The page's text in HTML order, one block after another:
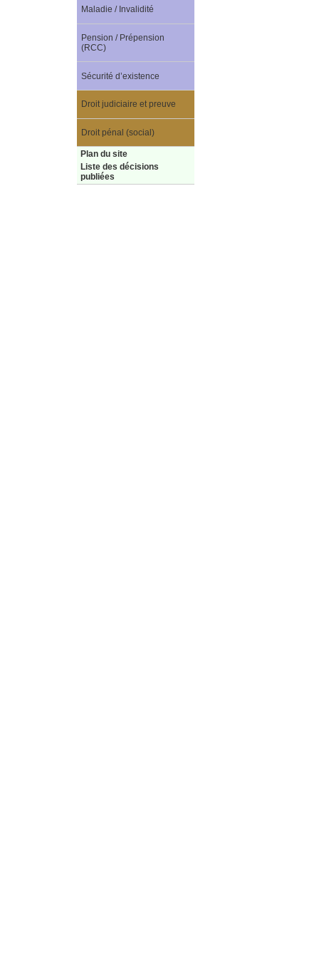
Maladie / Invalidité
Pension / Prépension
(RCC)
Sécurité d’existence
Droit judiciaire et preuve
Droit pénal (social)
Plan du site
Liste des décisions
publiées